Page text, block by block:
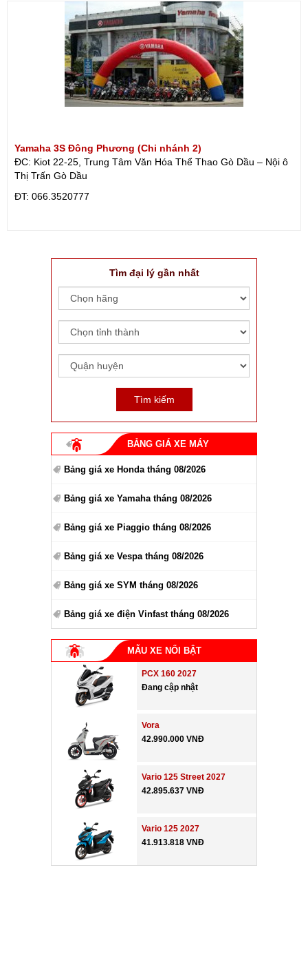
Yamaha 3S Đông Phương (Chi nhánh 2)
ĐC: Kiot 22-25, Trung Tâm Văn Hóa Thể Thao Gò Dầu – Nội ô
Thị Trấn Gò Dầu
ÐT: 066.3520777
Tìm đại lý gần nhất
BẢNG GIÁ XE MÁY
Bảng giá xe Honda tháng 08/2026
Bảng giá xe Yamaha tháng 08/2026
Bảng giá xe Piaggio tháng 08/2026
Bảng giá xe Vespa tháng 08/2026
Bảng giá xe SYM tháng 08/2026
Bảng giá xe điện Vinfast tháng 08/2026
MẪU XE NỔI BẬT
PCX 160 2027
Đang cập nhật
Vora
42.990.000 VNĐ
Vario 125 Street 2027
42.895.637 VNĐ
Vario 125 2027
41.913.818 VNĐ